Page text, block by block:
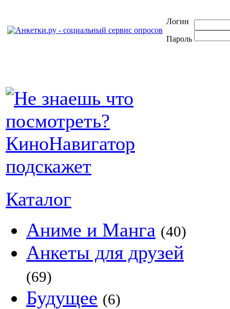
Логин
Пароль
Каталог
Аниме и Манга (40)
Анкеты для друзей
(69)
Будущее (6)